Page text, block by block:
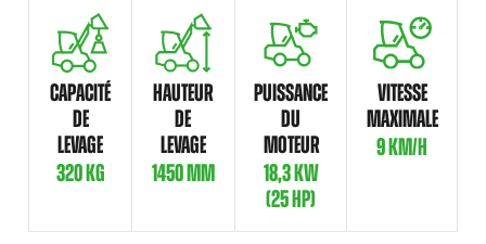
CAPACITÉ
DE
LEVAGE
320 KG
HAUTEUR
DE
LEVAGE
1450 MM
PUISSANCE
DU
MOTEUR
18,3 KW
(25 HP)
VITESSE
MAXIMALE
9 KM/H